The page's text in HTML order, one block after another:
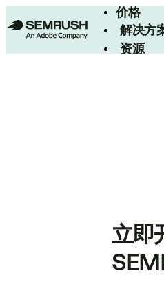
价格
解决方
资源
立即